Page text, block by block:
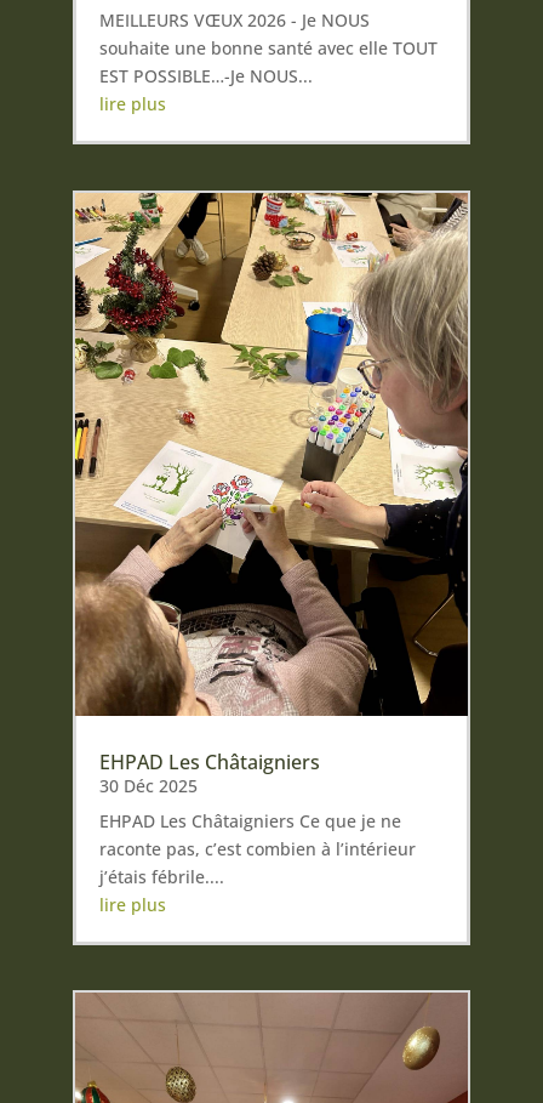
MEILLEURS VŒUX 2026 - Je NOUS
souhaite une bonne santé avec elle TOUT
EST POSSIBLE…-Je NOUS...
lire plus
EHPAD Les Châtaigniers
30 Déc 2025
EHPAD Les Châtaigniers Ce que je ne
raconte pas, c’est combien à l’intérieur
j’étais fébrile....
lire plus